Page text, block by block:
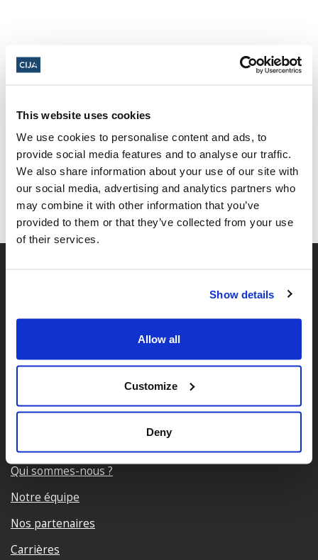
This website uses cookies
We use cookies to personalise content and ads, to
provide social media features and to analyse our traffic.
We also share information about your use of our site with
our social media, advertising and analytics partners who
may combine it with other information that you’ve
provided to them or that they’ve collected from your use
of their services.
Show details
Allow all
Customize
Deny
Partager cette page
Facebook
𝕏 TwitterWhatsappCourriel
𝕏
Qui sommes-nous ?
Notre équipe
Nos partenaires
Carrières